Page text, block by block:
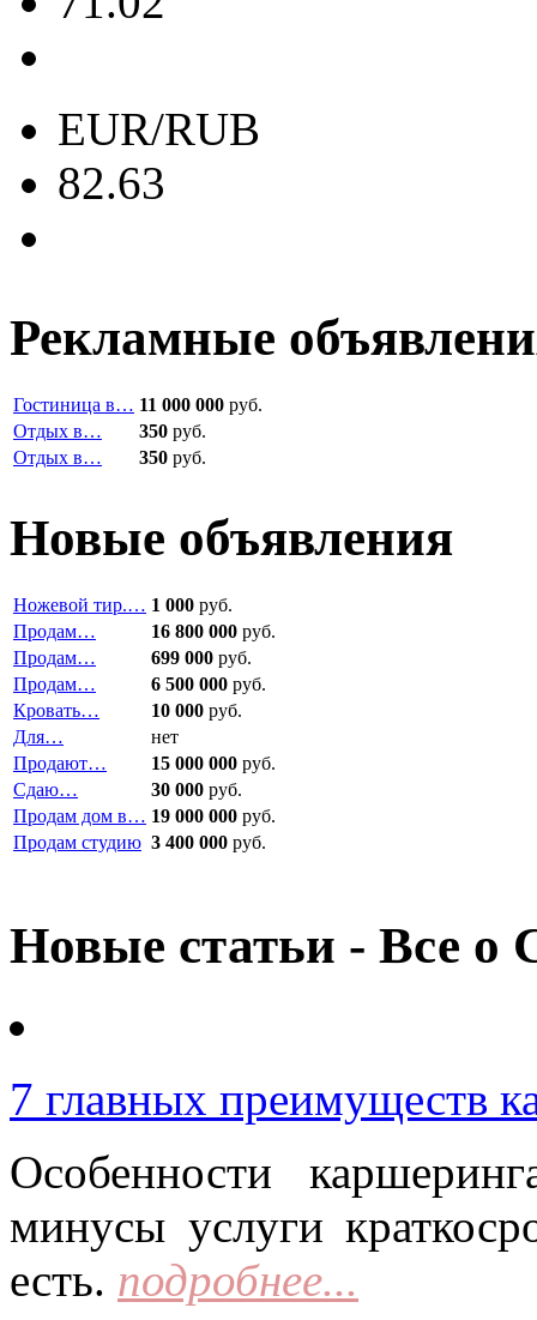
EUR/RUB
82.63
Рекламные
Гостиница в… 11 000 000 руб.
Отдых в…
350 руб.
Отдых в…
350 руб.
Новые объявления
Ножевой тир.… 1 000 руб.
Продам…
16 800 000 руб.
Продам…
699 000 руб.
Продам…
6 500 000 руб.
Кровать…
10 000 руб.
Для…
нет
Продают…
15 000 000 руб.
Сдаю…
30 000 руб.
Продам дом в… 19 000 000 руб.
Продам студию 3 400 000 руб.
Новые статьи - Все о
7 главных преимуществ
Особенности
минусы услуги
есть. подробнее...